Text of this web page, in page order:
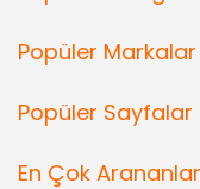
Popüler Markalar
Popüler Sayfalar
En Çok Arananlar